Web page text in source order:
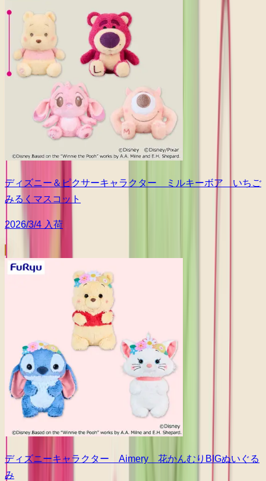
ディズニー＆ピクサーキャラクター ミルキーボア いちご
みるくマスコット
2026/3/4 入荷
ディズニーキャラクター Aimery 花かんむりBIGぬいぐる
み